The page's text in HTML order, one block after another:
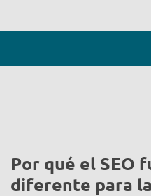
Por qué el SEO
diferente para